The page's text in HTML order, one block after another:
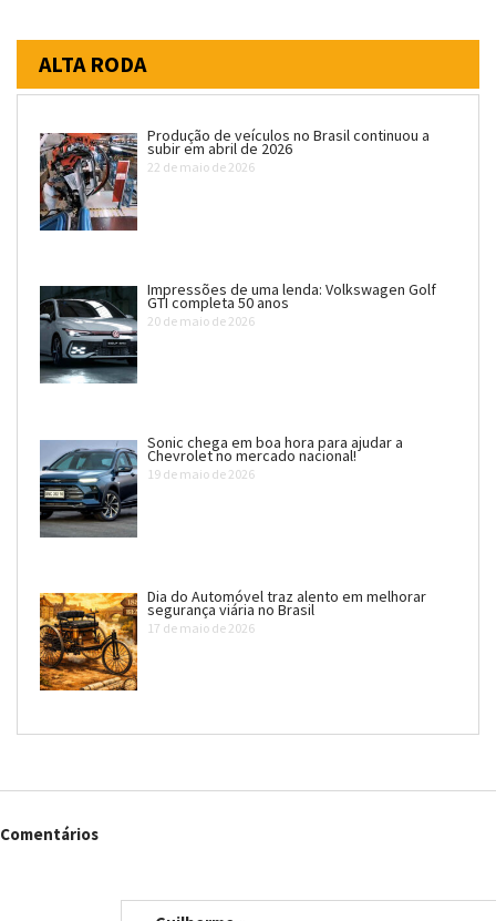
ALTA RODA
Produção de veículos no Brasil continuou a
subir em abril de 2026
22 de maio de 2026
Impressões de uma lenda: Volkswagen Golf
GTI completa 50 anos
20 de maio de 2026
Sonic chega em boa hora para ajudar a
Chevrolet no mercado nacional!
19 de maio de 2026
Dia do Automóvel traz alento em melhorar
segurança viária no Brasil
17 de maio de 2026
Comentários